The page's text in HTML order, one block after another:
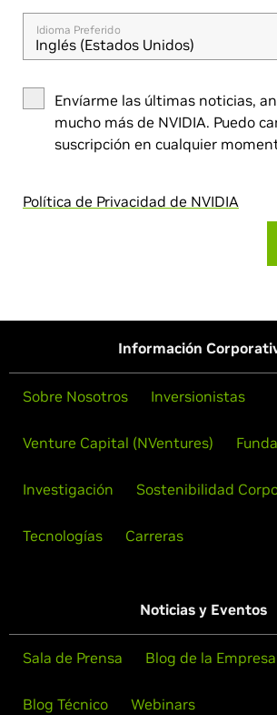
Idioma Preferido
Inglés (Estados Unidos)
Envíarme las últimas noticias,
mucho más de NVIDIA. Puedo
suscripción en cualquier
Política de Privacidad de NVIDIA
Información
Sobre Nosotros Inversionistas
Venture Capital (NVentures)
Investigación Sostenibilidad
Tecnologías Carreras
Noticias y Eventos
Sala de Prensa Blog de la Empresa
Blog Técnico Webinars